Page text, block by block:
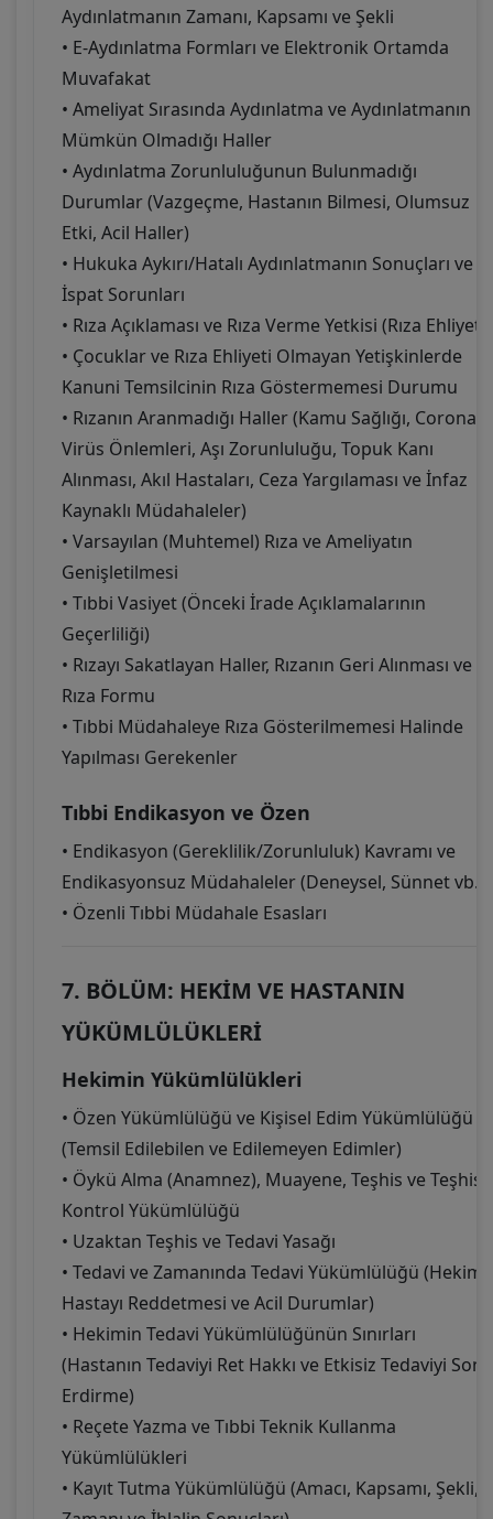
Aydınlatmanın Zamanı, Kapsamı ve Şekli
• E-Aydınlatma Formları ve Elektronik Ortamda
Muvafakat
• Ameliyat Sırasında Aydınlatma ve Aydınlatmanın
Mümkün Olmadığı Haller
• Aydınlatma Zorunluluğunun Bulunmadığı
Durumlar (Vazgeçme, Hastanın Bilmesi, Olumsuz
Etki, Acil Haller)
• Hukuka Aykırı/Hatalı Aydınlatmanın Sonuçları ve
İspat Sorunları
• Rıza Açıklaması ve Rıza Verme Yetkisi (Rıza Ehliyeti)
• Çocuklar ve Rıza Ehliyeti Olmayan Yetişkinlerde
Kanuni Temsilcinin Rıza Göstermemesi Durumu
• Rızanın Aranmadığı Haller (Kamu Sağlığı, Corona
Virüs Önlemleri, Aşı Zorunluluğu, Topuk Kanı
Alınması, Akıl Hastaları, Ceza Yargılaması ve İnfaz
Kaynaklı Müdahaleler)
• Varsayılan (Muhtemel) Rıza ve Ameliyatın
Genişletilmesi
• Tıbbi Vasiyet (Önceki İrade Açıklamalarının
Geçerliliği)
• Rızayı Sakatlayan Haller, Rızanın Geri Alınması ve
Rıza Formu
• Tıbbi Müdahaleye Rıza Gösterilmemesi Halinde
Yapılması Gerekenler
Tıbbi Endikasyon ve Özen
• Endikasyon (Gereklilik/Zorunluluk) Kavramı ve
Endikasyonsuz Müdahaleler (Deneysel, Sünnet vb.)
• Özenli Tıbbi Müdahale Esasları
7. BÖLÜM: HEKİM VE HASTANIN
YÜKÜMLÜLÜKLERİ
Hekimin Yükümlülükleri
• Özen Yükümlülüğü ve Kişisel Edim Yükümlülüğü
(Temsil Edilebilen ve Edilemeyen Edimler)
• Öykü Alma (Anamnez), Muayene, Teşhis ve Teşhisi
Kontrol Yükümlülüğü
• Uzaktan Teşhis ve Tedavi Yasağı
• Tedavi ve Zamanında Tedavi Yükümlülüğü
Hastayı Reddetmesi ve Acil Durumlar)
• Hekimin Tedavi Yükümlülüğünün Sınırları
(Hastanın Tedaviyi Ret Hakkı ve Etkisiz Tedaviyi Sona
Erdirme)
• Reçete Yazma ve Tıbbi Teknik Kullanma
Yükümlülükleri
• Kayıt Tutma Yükümlülüğü (Amacı, Kapsamı, Şekli,